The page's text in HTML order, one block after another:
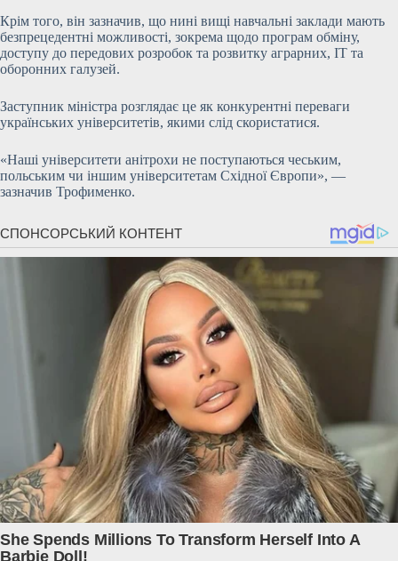
Крім того, він зазначив, що нині вищі навчальні заклади мають
безпрецедентні можливості, зокрема щодо програм обміну,
доступу до передових розробок та розвитку аграрних, ІТ та
оборонних галузей.
Заступник міністра розглядає це як конкурентні переваги
українських університетів, якими слід скористатися.
«Наші університети анітрохи не поступаються чеським,
польським чи іншим університетам Східної Європи», —
зазначив Трофименко.